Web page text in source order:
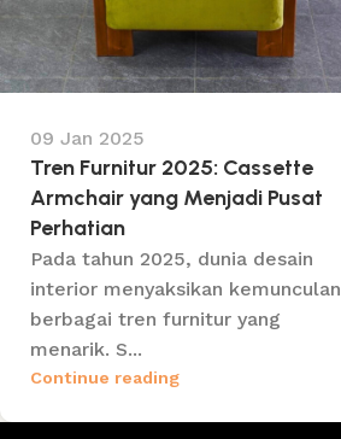
09 Jan 2025
Tren Furnitur 2025: Cassette
Armchair yang Menjadi Pusat
Perhatian
Pada tahun 2025, dunia desain
interior menyaksikan kemunculan
berbagai tren furnitur yang
menarik. S...
Continue reading